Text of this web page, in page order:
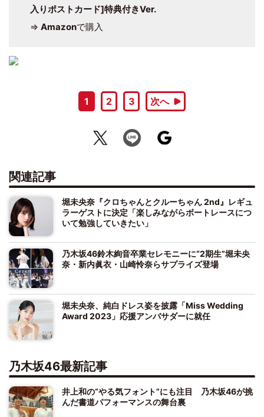
入りポストカード]特典付きVer.
⇒ Amazonで購入
1 2 3 次へ
関連記事
堀未央奈『クロちゃんとクルーちゃん 2nd』レギュ
ラーゲストに決定「楽しみながらボートレースにつ
いて勉強していきたい」
乃木坂46鈴木絢音卒業セレモニーに“2期生”堀未央
奈・新内眞衣・山崎怜奈らサプライズ登場
堀未央奈、純白ドレス姿を披露「Miss Wedding
Award 2023」応援アンバサダーに就任
乃木坂46最新記事
井上和の“やる気フォント”にも注目 乃木坂46が挑
んだ書道パフォーマンスの舞台裏